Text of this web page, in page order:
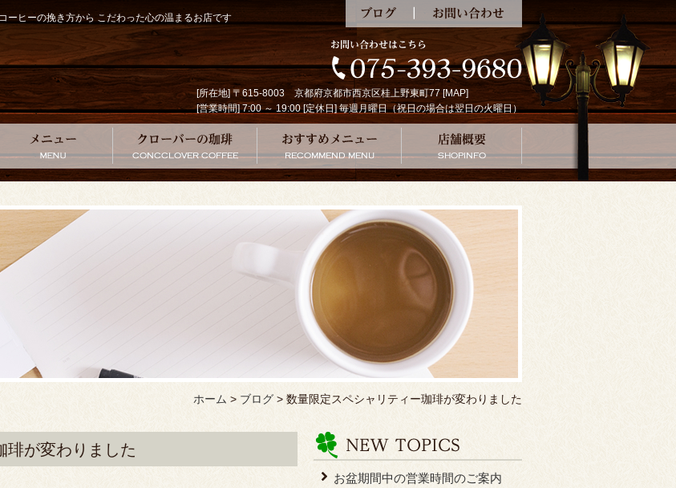
ーヒーの挽き方から こだわった心の温まるお店です
ブログ
[所在地] 〒615-8003 京都府京都市西京区桂上野東町77 [MAP]
[営業時間] 7:00 ～ 19:00 [定休日] 毎週月曜日（祝日の場合は翌日の火曜日）
コンセプト メニュー クローバーの珈琲 おすすめメニュー
ホーム > ブログ > 数量限定スペシャリティー珈琲が変わりました
琲が変わりました
お盆期間中の営業時間のご案内